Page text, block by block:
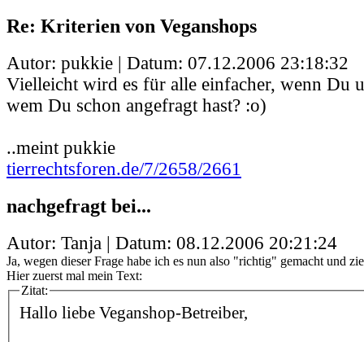
Re: Kriterien von Veganshops
Autor: pukkie | Datum: 07.12.2006 23:18:32
Vielleicht wird es für alle einfacher, wenn Du
wem Du schon angefragt hast? :o)
..meint pukkie
tierrechtsforen.de/7/2658/2661
nachgefragt bei...
Autor: Tanja | Datum: 08.12.2006 20:21:24
Ja, wegen dieser Frage habe ich es nun also "richtig" gemacht und
Hier zuerst mal mein Text:
Zitat:
Hallo liebe Veganshop-Betreiber,